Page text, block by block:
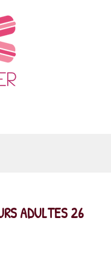
ADULTES 26